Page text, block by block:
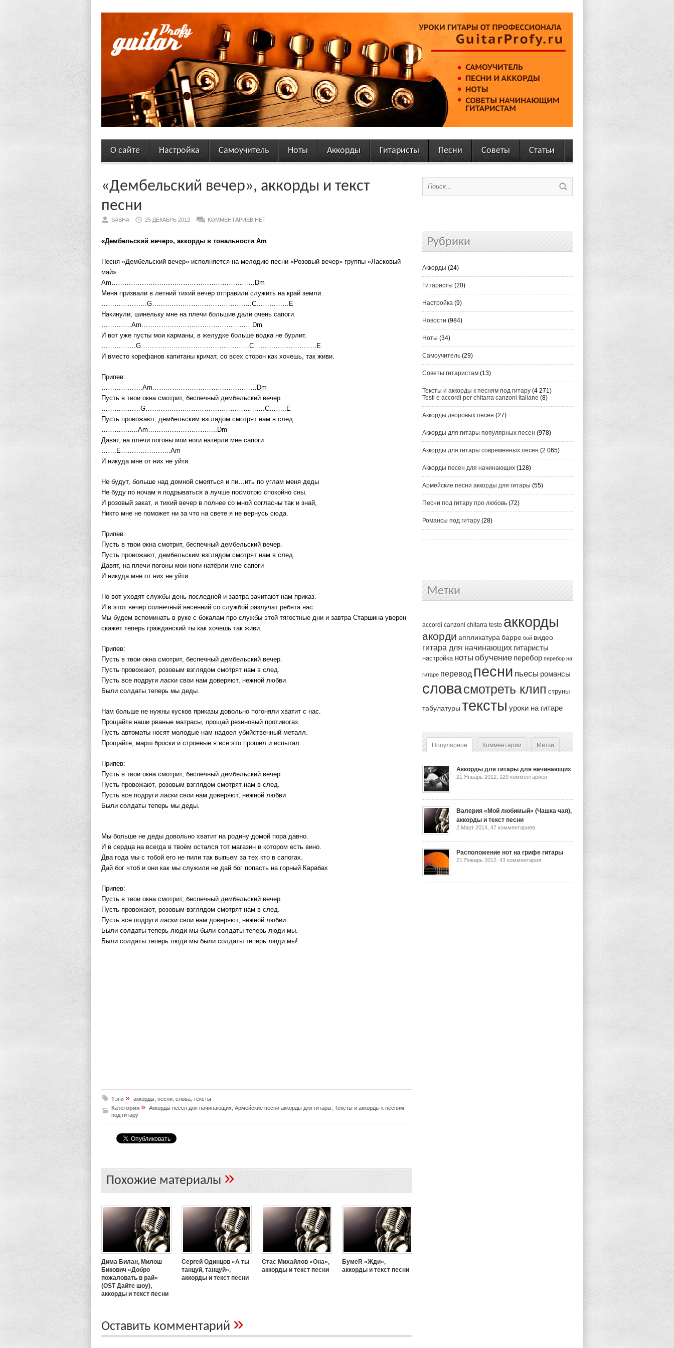
О сайте Настройка Самоучитель Ноты Аккорды Гитаристы Песни Советы Статьи
«Дембельский вечер», аккорды и текст
песни
SASHA 25 ДЕКАБРЬ 2012 КОММЕНТАРИЕВ НЕТ
«Дембельский вечер», аккорды в тональности Am
Песня «Дембельский вечер» исполняется на мелодию песни «Розовый вечер» группы «Ласковый
май».
Am…………………………………………………………Dm
Меня призвали в летний тихий вечер отправили служить на край земли.
…………………G……………………………………….C……………E
Накинули, шинельку мне на плечи большие дали очень сапоги.
…………..Am……………………………………………Dm
И вот уже пусты мои карманы, в желудке больше водка не бурлит.
…………….G…………………………………………..C………………………..E
И вместо корефанов капитаны кричат, со всех сторон как хочешь, так живи.
Припев:
……………….Am…………………………………………Dm
Пусть в твои окна смотрит, беспечный дембельский вечер.
………………G……………………………………………….C……..E
Пусть провожают, дембельским взглядом смотрят нам в след.
……………..Am…………………………..Dm
Давят, на плечи погоны мои ноги натёрли мне сапоги
…….E…………………..Am
И никуда мне от них не уйти.
Не будут, больше над домной смеяться и пи…ить по углам меня деды
Не буду по ночам я подрываться а лучше посмотрю спокойно сны.
И розовый закат, и тихий вечер в полнее со мной согласны так и знай,
Никто мне не поможет ни за что на свете я не вернусь сюда.
Припев:
Пусть в твои окна смотрит, беспечный дембельский вечер.
Пусть провожают, дембельским взглядом смотрят нам в след.
Давят, на плечи погоны мои ноги натёрли мне сапоги
И никуда мне от них не уйти.
Но вот уходят службы день последней и завтра зачитают нам приказ.
И в этот вечер солнечный весенний со службой разлучат ребята нас.
Мы будем вспоминать в руке с бокалам про службы этой тягостные дни и завтра Старшина уверен
скажет теперь гражданский ты как хочешь так живи.
Припев:
Пусть в твои окна смотрит, беспечный дембельский вечер.
Пусть провожают, розовым взглядом смотрят нам в след.
Пусть все подруги ласки свои нам доверяют, нежной любви
Были солдаты теперь мы деды.
Нам больше не нужны кусков приказы довольно погоняли хватит с нас.
Прощайте наши рваные матрасы, прощай резиновый противогаз.
Пусть автоматы носят молодые нам надоел убийственный металл.
Прощайте, марш броски и строевые я всё это прошел и испытал.
Припев:
Пусть в твои окна смотрит, беспечный дембельский вечер.
Пусть провожают, розовым взглядом смотрят нам в след.
Пусть все подруги ласки свои нам доверяют, нежной любви
Были солдаты теперь мы деды.
Мы больше не деды довольно хватит на родину домой пора давно.
И в сердца на всегда в твоём остался тот магазин в котором есть вино.
Два года мы с тобой его не пили так выпьем за тех кто в сапогах.
Дай бог чтоб и они как мы служили не дай бог попасть на горный Карабах
Припев:
Пусть в твои окна смотрит, беспечный дембельский вечер.
Пусть провожают, розовым взглядом смотрят нам в след.
Пусть все подруги ласки свои нам доверяют, нежной любви
Были солдаты теперь люди мы были солдаты теперь люди мы.
Были солдаты теперь люди мы были солдаты теперь люди мы!
Тэги » аккорды песни слова тексты
Категория » Аккорды песен для начинающих Армейские песни аккорды для гитары Тексты и аккорды к песням
под гитару
Похожие материалы»
Дима Билан, Милош
Бикович «Добро
пожаловать в рай»
(OST Дайте шоу),
аккорды и текст песни
Сергей Одинцов «А ты
танцуй, танцуй»,
аккорды и текст песни
Стас Михайлов «Она»,
аккорды и текст песни
БумеR «Жди»,
аккорды и текст песни
Оставить комментарий »
Рубрики
Аккорды (24)
Гитаристы (20)
Настройка (9)
Новости (984)
Ноты (34)
Самоучитель (29)
Советы гитаристам (13)
Тексты и аккорды к песням под гитару (4 271)
Testi e accordi per chitarra canzoni italiane (8)
Аккорды дворовых песен (27)
Аккорды для гитары популярных песен (978)
Аккорды для гитары современных песен (2 065)
Аккорды песен для начинающих (128)
Армейские песни аккорды для гитары (55)
Песни под гитару про любовь (72)
Романсы под гитару (28)
Метки
accordi canzoni chitarra testo аккорды
акорди аппликатура барре бой видео
гитара для начинающих гитаристы
настройка ноты обучение перебор перебор на
гитаре перевод песни пьесы романсы
словасмотреть клип струны
табулатуры тексты уроки на гитаре
Популярное Комментарии Метки
Аккорды для гитары для начинающих
21 Январь 2012, 120 комментариев
Валерия «Мой любимый» (Чашка чая),
аккорды и текст песни
2 Март 2014, 47 комментариев
Расположение нот на грифе гитары
21 Январь 2012, 43 комментария